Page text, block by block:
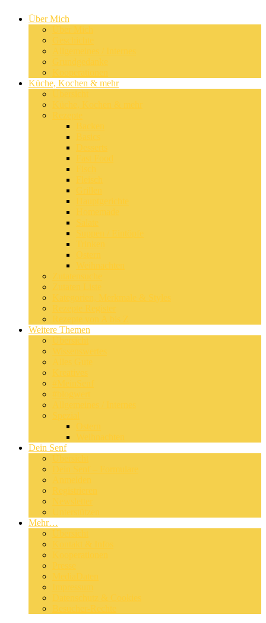
Über Mich
Über Mich
Geschichte
Allgemeines / Internes
Grundgedanke
Kooperationen
Küche, Kochen & mehr
Übersicht
Küche, Kochen & mehr
Rezepte
Backen
Basics
Desserts
Fast Food
Fisch
Fleisch
Grillen
Hauptgerichte
Homemade
Salate
Suppen / Eintöpfe
Trinken
Ostern
Weihnachten
Zutatensuche
Zutaten Liste
Kategorien, Merkmale & Styles
Rezepte Register
Rezepte von A bis Z
Weitere Themen
Übersicht
Wissenswertes
Alles Gute
Kreatives
#MeinSenf
#blogwert
Allgemeines / Internes
Spezial
Ostern
Weihnachten
Dein Senf
Übersicht
Dein Senf – Formulare
Anmelden
Registrieren
Newsletter
Unterstützen
Mehr…
Übersicht
Kontakt & Infos
Kooperationen
Presse
MediaDaten
Impressum
Datenschutz & Cookies
Besucher-Rechte